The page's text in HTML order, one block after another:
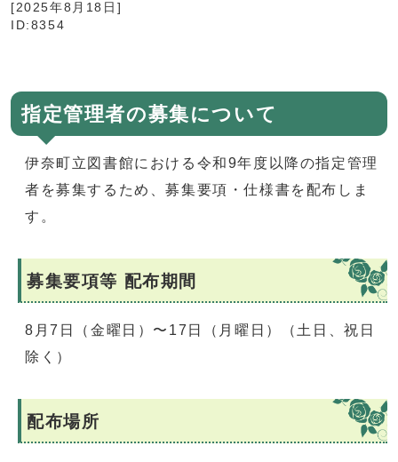
[2025年8月18日 ]
ID:8354
指定管理者の募集について
伊奈町立図書館における令和9年度以降の指定管理
者を募集するため、募集要項・仕様書を配布しま
す。
募集要項等 配布期間
8月7日（金曜日）〜17日（月曜日）（土日、祝日
除く）
配布場所